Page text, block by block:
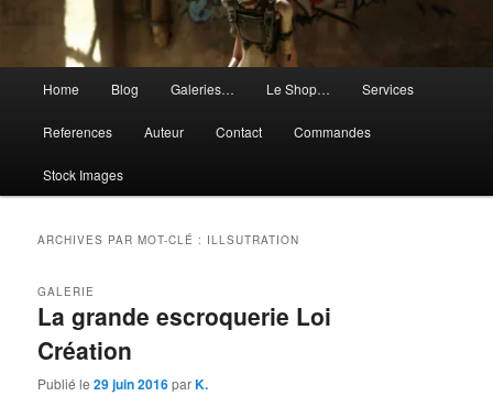
principal
Home Blog Galeries… Le Shop… Services
References Auteur Contact Commandes
Stock Images
ARCHIVES PAR MOT-CLÉ : ILLSUTRATION
La grande escroquerie Loi
Création
GALERIE
Publié le29 juin 2016parK.